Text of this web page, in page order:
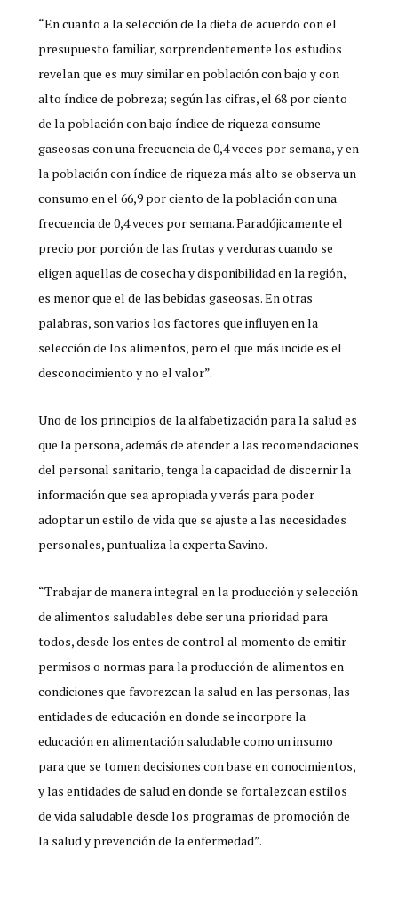
“En cuanto a la selección de la dieta de acuerdo con el
presupuesto familiar, sorprendentemente los estudios
revelan que es muy similar en población con bajo y con
alto índice de pobreza; según las cifras, el 68 por ciento
de la población con bajo índice de riqueza consume
gaseosas con una frecuencia de 0,4 veces por semana, y en
la población con índice de riqueza más alto se observa un
consumo en el 66,9 por ciento de la población con una
frecuencia de 0,4 veces por semana. Paradójicamente el
precio por porción de las frutas y verduras cuando se
eligen aquellas de cosecha y disponibilidad en la región,
es menor que el de las bebidas gaseosas. En otras
palabras, son varios los factores que influyen en la
selección de los alimentos, pero el que más incide es el
desconocimiento y no el valor”.
Uno de los principios de la alfabetización para la salud es
que la persona, además de atender a las recomendaciones
del personal sanitario, tenga la capacidad de discernir la
información que sea apropiada y verás para poder
adoptar un estilo de vida que se ajuste a las necesidades
personales, puntualiza la experta Savino.
“Trabajar de manera integral en la producción y selección
de alimentos saludables debe ser una prioridad para
todos, desde los entes de control al momento de emitir
permisos o normas para la producción de alimentos en
condiciones que favorezcan la salud en las personas, las
entidades de educación en donde se incorpore la
educación en alimentación saludable como un insumo
para que se tomen decisiones con base en conocimientos,
y las entidades de salud en donde se fortalezcan estilos
de vida saludable desde los programas de promoción de
la salud y prevención de la enfermedad”.